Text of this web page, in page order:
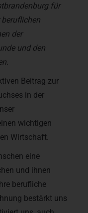
für
beruflichen
der
und den
Beitrag zur
in der
wichtigen
Wirtschaft.
eine
und ihnen
berufliche
bestärkt uns